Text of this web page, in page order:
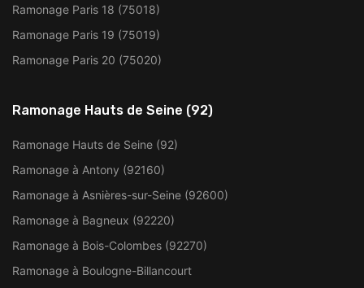
Ramonage Paris 18 (75018)
Ramonage Paris 19 (75019)
Ramonage Paris 20 (75020)
Ramonage Hauts de Seine (92)
Ramonage Hauts de Seine (92)
Ramonage à Antony (92160)
Ramonage à Asnières-sur-Seine (92600)
Ramonage à Bagneux (92220)
Ramonage à Bois-Colombes (92270)
Ramonage à Boulogne-Billancourt